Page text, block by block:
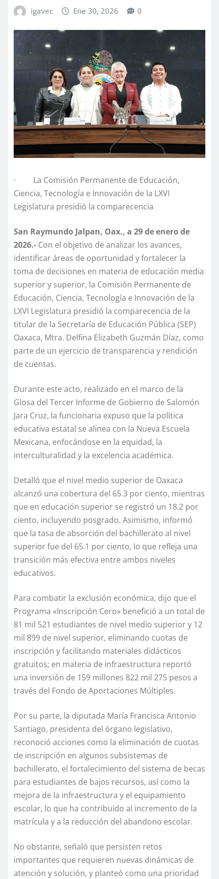
igavec Ene 30, 2026 0
· La Comisión Permanente de Educación,
Ciencia, Tecnología e Innovación de la LXVI
Legislatura presidió la comparecencia
San Raymundo Jalpan, Oax., a 29 de enero de
2026.- Con el objetivo de analizar los avances,
identificar áreas de oportunidad y fortalecer la
toma de decisiones en materia de educación media
superior y superior, la Comisión Permanente de
Educación, Ciencia, Tecnología e Innovación de la
LXVI Legislatura presidió la comparecencia de la
titular de la Secretaría de Educación Pública (SEP)
Oaxaca, Mtra. Delfina Elizabeth Guzmán Díaz, como
parte de un ejercicio de transparencia y rendición
de cuentas.
Durante este acto, realizado en el marco de la
Glosa del Tercer Informe de Gobierno de Salomón
Jara Cruz, la funcionaria expuso que la política
educativa estatal se alinea con la Nueva Escuela
Mexicana, enfocándose en la equidad, la
interculturalidad y la excelencia académica.
Detalló que el nivel medio superior de Oaxaca
alcanzó una cobertura del 65.3 por ciento, mientras
que en educación superior se registró un 18.2 por
ciento, incluyendo posgrado. Asimismo, informó
que la tasa de absorción del bachillerato al nivel
superior fue del 65.1 por ciento, lo que refleja una
transición más efectiva entre ambos niveles
educativos.
Para combatir la exclusión económica, dijo que el
Programa «Inscripción Cero» benefició a un total de
81 mil 521 estudiantes de nivel medio superior y 12
mil 899 de nivel superior, eliminando cuotas de
inscripción y facilitando materiales didácticos
gratuitos; en materia de infraestructura reportó
una inversión de 159 millones 822 mil 275 pesos a
través del Fondo de Aportaciones Múltiples.
Por su parte, la diputada María Francisca Antonio
Santiago, presidenta del órgano legislativo,
reconoció acciones como la eliminación de cuotas
de inscripción en algunos subsistemas de
bachillerato, el fortalecimiento del sistema de becas
para estudiantes de bajos recursos, así como la
mejora de la infraestructura y el equipamiento
escolar, lo que ha contribuido al incremento de la
matrícula y a la reducción del abandono escolar.
No obstante, señaló que persisten retos
importantes que requieren nuevas dinámicas de
atención y solución, y planteó como una prioridad